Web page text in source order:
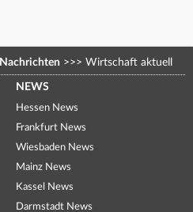
Nachrichten >>> Wirtschaft aktuell
NEWS
Hessen News
Frankfurt News
Wiesbaden News
Mainz News
Kassel News
Darmstadt News